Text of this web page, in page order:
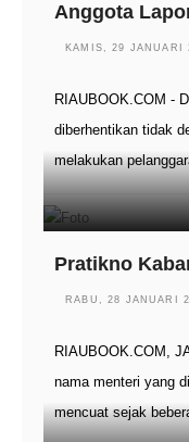
Anggota
KAMIS, 29 JANUARI
RIAUBOOK.COM -
diberhentikan tidak
melakukan
Pratikno
RABU, 28 JANUARI
RIAUBOOK.COM,
nama menteri yang
mencuat sejak